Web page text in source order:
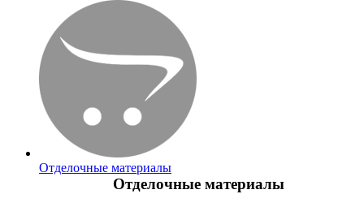
Отделочные материалы
Отделочные материалы